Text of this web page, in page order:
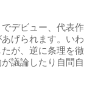
デビュー、代表作
げられます。いわ
が、逆に条理を徹
議論したり自問自